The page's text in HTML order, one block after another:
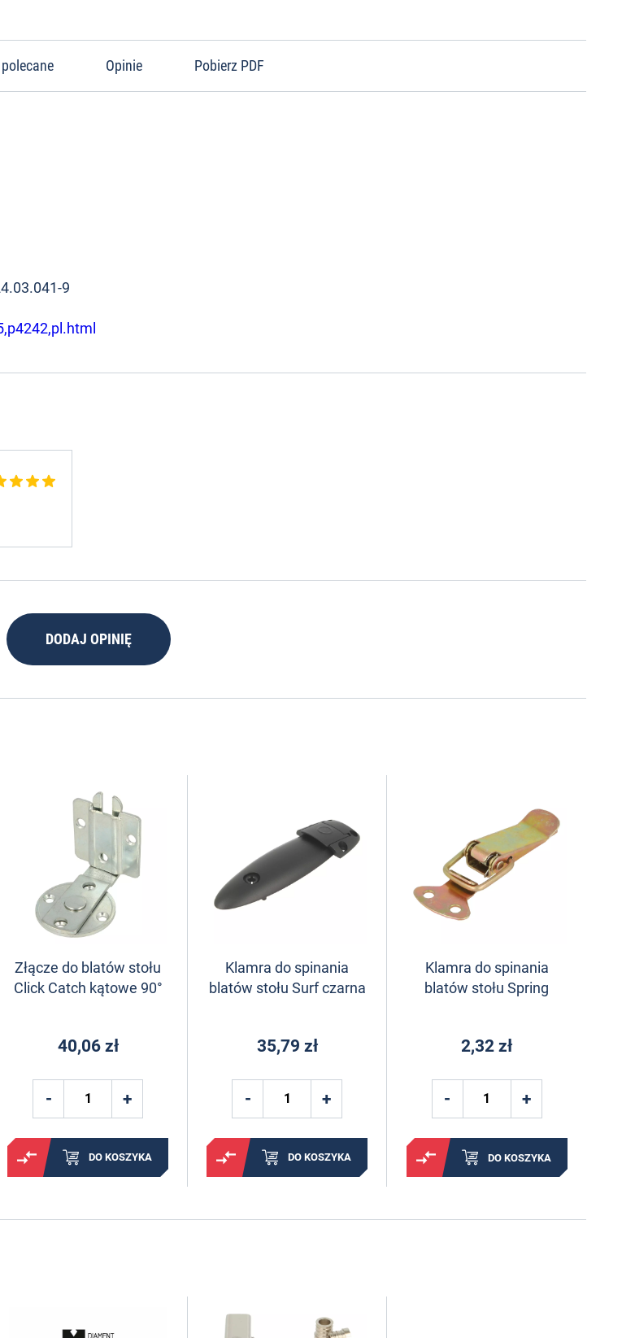
Opinie Pobierz PDF
9
DODAJ OPINIĘ
Złącze do blatów stołu
Click Catch kątowe 90°
40,06 zł
DO KOSZYKA
Klamra do spinania
blatów stołu Surf czarna
35,79 zł
DO KOSZYKA
Klamra do spinania
blatów stołu Spring
2,32 zł
DO KOSZYKA